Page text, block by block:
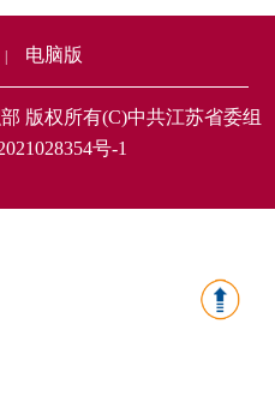
电脑版
版权所有(C)中共江苏省委组
号-1